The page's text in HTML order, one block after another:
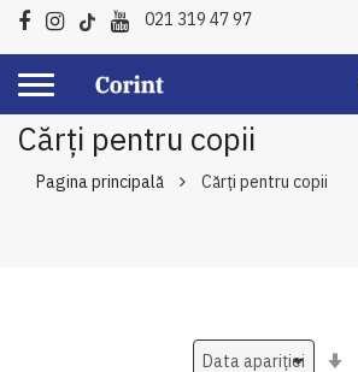
021 319 47 97
Cărți pentru copii
Pagina principală Cărți pentru copii